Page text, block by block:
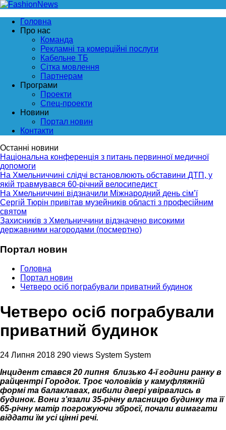
Головна
Про нас
Команда
Рекламні та комерційні послуги
Кабельне ТБ
Сітка мовлення
Партнерам
Програми
Проекти
Спец-проекти
Новини
Портал новин
Контакти
Останні новини
Національна конференція з питань первинної медичної
допомоги
На Хмельниччині слідчі встановлюють обставини ДТП, у
якій травмувався 60-річний велосипедист
На Хмельниччині відзначили Міжнародний день сім’ї
Сергій Тюрін привітав музейників області з професійним
святом
Захисників з Хмельниччини відзначено високими
державними нагородами (посмертно)
Портал новин
Головна
Портал новин
Четверо осіб пограбували приватний будинок
Четверо осіб пограбували
приватний будинок
24 Липня 2018 290 views System System
Інцидент стався 20 липня близько 4-ї години ранку в
райцентрі Городок. Троє чоловіків у камуфляжній
формі та балаклавах, вибили двері увірвались в
будинок. Вони зʼязали 35-річну власницю будинку та її
65-річну матір погрожуючи зброєї, почали вимагати
віддати їм усі цінні речі.